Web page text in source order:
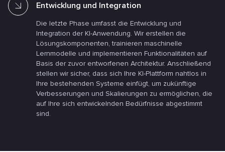
Entwicklung und Integration
Die letzte Phase umfasst die Entwicklung und
Integration der KI-Anwendung. Wir erstellen die
Lösungskomponenten, trainieren maschinelle
Lernmodelle und implementieren Funktionalitäten auf
Basis der zuvor entworfenen Architektur. Anschließend
stellen wir sicher, dass sich Ihre KI-Plattform nahtlos in
Ihre bestehenden Systeme einfügt, um zukünftige
Verbesserungen und Skalierungen zu ermöglichen, die
auf Ihre sich entwickelnden Bedürfnisse abgestimmt
sind.